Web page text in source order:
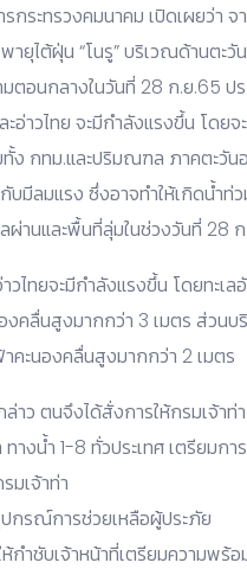
ระทรวงคมนาคม เปิดเผยว่า
ยุไต้ฝุ่น “โนรู” บริเวณด้านตะ
มตอนกลางในวันที่ 28 ก.ย.65
อ่าวไทย จะมีกำลังแรงขึ้น โดย
ง กทม.และปริมณฑล ภาคตะวัน
ลมแรง ซึ่งอาจทำให้เกิดน้ำท่
ผ่านและพื้นที่ลุ่มในช่วงวันที่ 28
ไทยจะมีกำลังแรงขึ้น โดยทะเ
ลื่นสูงมากกว่า 3 เมตร ส่วนบ
ะนองคลื่นสูงมากกว่า 2 เมตร
ว ตนจึงได้สั่งการให้กรมเจ้าท่
างน้ำ 1-8 ทั่วประเทศ เตรียมก
มเจ้าท่า
ปกรณ์การช่วยเหลือผู้ประภัย
กำชับเจ้าหน้าที่เตรียมความพร้